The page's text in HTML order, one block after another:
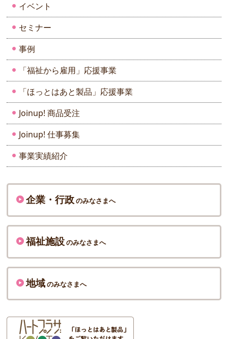
イベント
セミナー
事例
「福祉から雇用」応援事業
「ほっとはあと製品」応援事業
Joinup! 商品受注
Joinup! 仕事募集
事業実績紹介
企業・行政のみなさまへ
福祉施設のみなさまへ
地域のみなさまへ